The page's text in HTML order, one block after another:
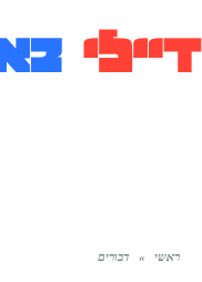
ראשי » דבורים